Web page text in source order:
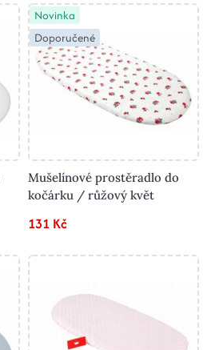
Novinka
Doporučené
Mušelínové prostěradlo do
kočárku / růžový květ
131 Kč